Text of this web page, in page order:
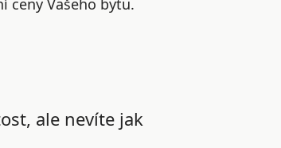
ceny Vašeho bytu.
ale nevíte jak